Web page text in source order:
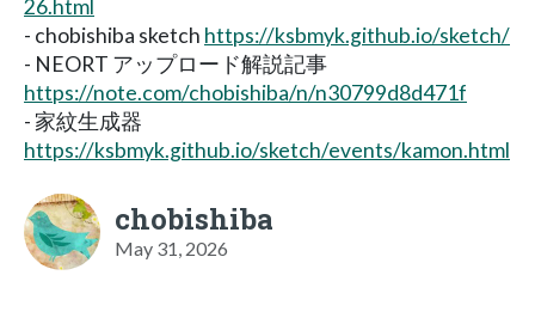
26.html
- chobishiba sketch https://ksbmyk.github.io/sketch/
- NEORT アップロード解説記事
https://note.com/chobishiba/n/n30799d8d471f
- 家紋生成器
https://ksbmyk.github.io/sketch/events/kamon.html
chobishiba
May 31, 2026